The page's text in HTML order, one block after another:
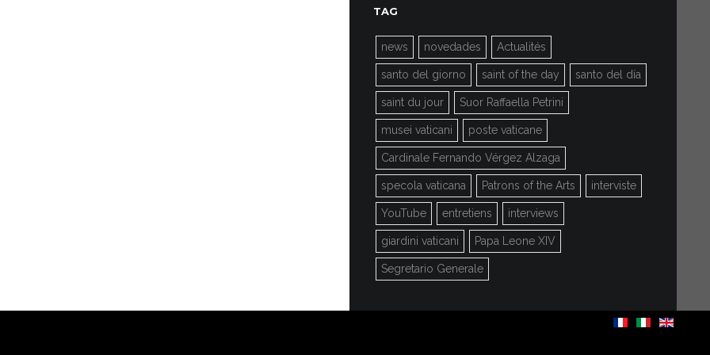
TAG
news novedades Actualités
santo del giorno saint of the day santo del día
saint du jour Suor Raffaella Petrini
musei vaticani poste vaticane
Cardinale Fernando Vérgez Alzaga
specola vaticana Patrons of the Arts interviste
YouTube entretiens interviews
giardini vaticani Papa Leone XIV
Segretario Generale